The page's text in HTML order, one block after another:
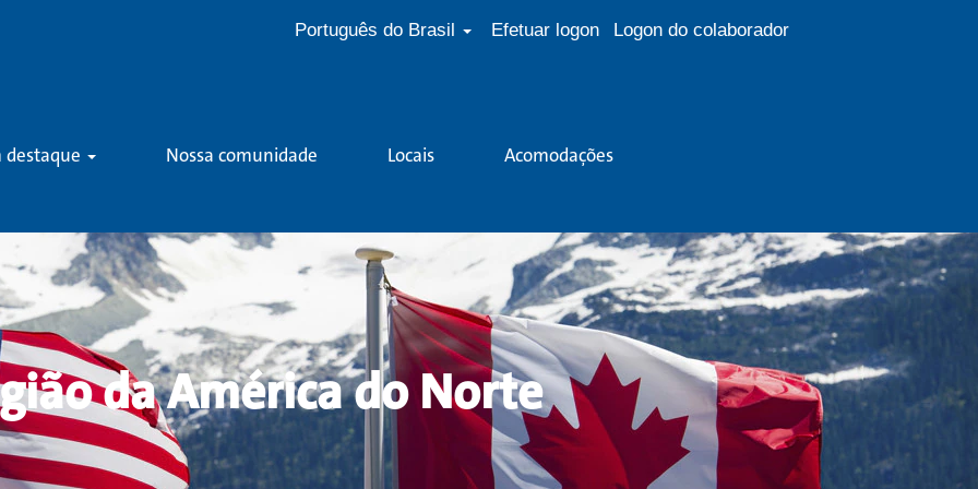
Português do Brasil Efetuar logon Logon do colaborador
destaque Nossa comunidade Locais Acomodações
da América do Norte